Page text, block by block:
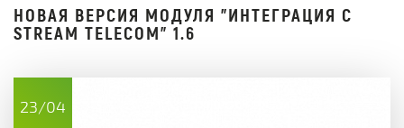
НОВАЯ ВЕРСИЯ МОДУЛЯ "ИНТЕГРАЦИЯ С
STREAM TELECOM" 1.6
23/04